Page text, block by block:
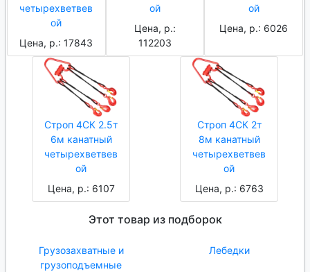
четырехветвев
ой
Цена, р.: 17843
ой
Цена, р.:
112203
ой
Цена, р.: 6026
Строп 4СК 2.5т
6м канатный
четырехветвев
ой
Цена, р.: 6107
Строп 4СК 2т
8м канатный
четырехветвев
ой
Цена, р.: 6763
Этот товар из подборок
Грузозахватные и
грузоподъемные
Лебедки